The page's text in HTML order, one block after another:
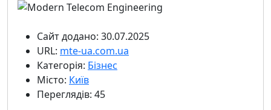
Сайт додано: 30.07.2025
URL: mte-ua.com.ua
Категорія: Бізнес
Місто: Київ
Переглядів: 45